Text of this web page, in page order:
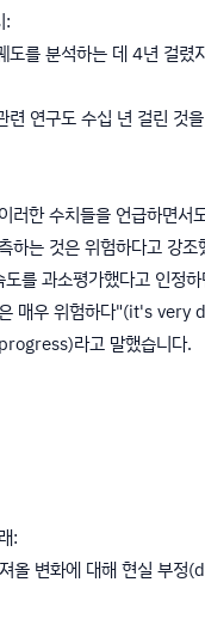
:
도를 분석하는 데 4년 걸
련 연구도 수십 년 걸린 것
러한 수치들을 언급하면서
하는 것은 위험하다고 강조
를 과소평가했다고 인정
매우 위험하다"(it's
라고 말했습니다.
:
올 변화에 대해 현실 부정